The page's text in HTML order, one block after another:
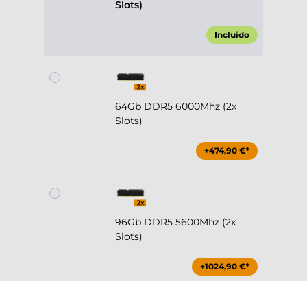
Slots)
Incluido
64Gb DDR5 6000Mhz (2x
Slots)
+474,90 €*
96Gb DDR5 5600Mhz (2x
Slots)
+1024,90 €*